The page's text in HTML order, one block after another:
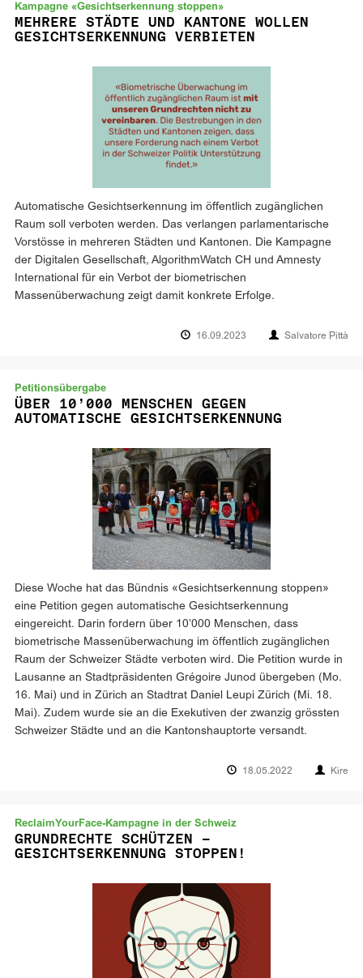
Kampagne «Gesichtserkennung stoppen»
MEHRERE STÄDTE UND KANTONE WOLLEN
GESICHTSERKENNUNG VERBIETEN
Automatische Gesichtserkennung im öffentlich zugänglichen
Raum soll verboten werden. Das verlangen parlamentarische
Vorstösse in mehreren Städten und Kantonen. Die Kampagne
der Digitalen Gesellschaft, AlgorithmWatch CH und Amnesty
International für ein Verbot der biometrischen
Massenüberwachung zeigt damit konkrete Erfolge.
16.09.2023 Salvatore Pittà
Petitionsübergabe
ÜBER 10’000 MENSCHEN GEGEN
AUTOMATISCHE GESICHTSERKENNUNG
Diese Woche hat das Bündnis «Gesichtserkennung stoppen»
eine Petition gegen automatische Gesichtserkennung
eingereicht. Darin fordern über 10’000 Menschen, dass
biometrische Massenüberwachung im öffentlich zugänglichen
Raum der Schweizer Städte verboten wird. Die Petition wurde in
Lausanne an Stadtpräsidenten Grégoire Junod übergeben (Mo.
16. Mai) und in Zürich an Stadtrat Daniel Leupi Zürich (Mi. 18.
Mai). Zudem wurde sie an die Exekutiven der zwanzig grössten
Schweizer Städte und an die Kantonshauptorte versandt.
18.05.2022 Kire
ReclaimYourFace-Kampagne in der Schweiz
GRUNDRECHTE SCHÜTZEN –
GESICHTSERKENNUNG STOPPEN!